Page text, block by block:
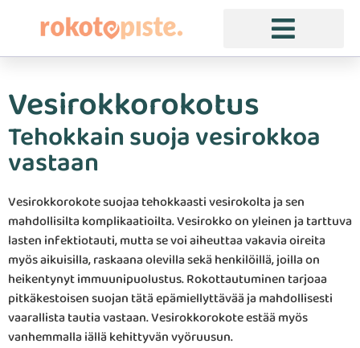
Vesirokkorokotus
Tehokkain suoja vesirokkoa
vastaan
Vesirokkorokote suojaa tehokkaasti vesirokolta ja sen
mahdollisilta komplikaatioilta. Vesirokko on yleinen ja tarttuva
lasten infektiotauti, mutta se voi aiheuttaa vakavia oireita
myös aikuisilla, raskaana olevilla sekä henkilöillä, joilla on
heikentynyt immuunipuolustus. Rokottautuminen tarjoaa
pitkäkestoisen suojan tätä epämiellyttävää ja mahdollisesti
vaarallista tautia vastaan. Vesirokkorokote estää myös
vanhemmalla iällä kehittyvän vyöruusun.